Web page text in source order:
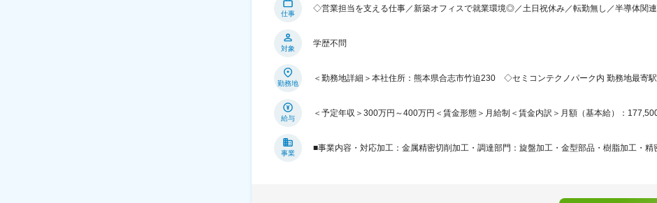
仕事
◇営業担当を支える仕事／新築オフィスで就業環境◎／土日祝休み／転勤無し／半導体
対象
学歴不問
勤務地
＜勤務地詳細＞本社住所：熊本県合志市竹迫230 ◇セミコンテクノパーク内 勤務地最寄
給与
＜予定年収＞300万円～400万円＜賃金形態＞月給制＜賃金内訳＞月額（基本給）：
事業
■事業内容・対応加工：金属精密切削加工・調達部門：旋盤加工・金型部品・樹脂加工・